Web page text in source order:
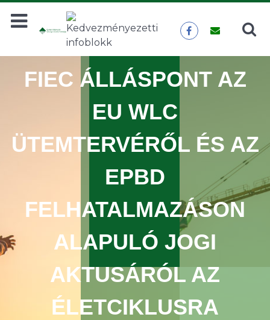
Keresés KERESÉS
FIEC ÁLLÁSPONT AZ
EU WLC
ÜTEMTERVÉRŐL ÉS AZ
EPBD
FELHATALMAZÁSON
ALAPULÓ JOGI
AKTUSÁRÓL AZ
ÉLETCIKLUSRA